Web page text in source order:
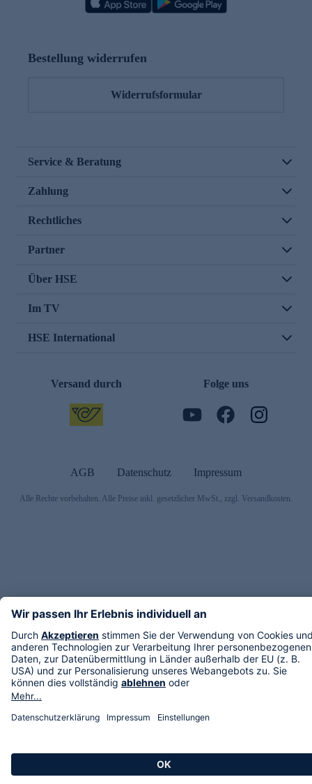
Bestellung widerrufen
Widerrufsformular
Service & Beratung
Zahlung
Rechtliches
Partner
Über HSE
Im TV
HSE International
Versand durch Folge uns
AGB Datenschutz Impressum
Alle Rechte vorbehalten. Alle Preise inkl. gesetzlicher MwSt., zzgl. Versandkosten.